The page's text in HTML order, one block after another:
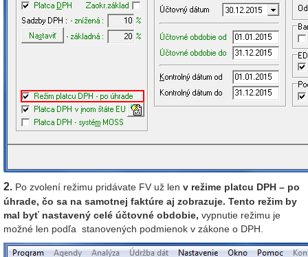
2. Po zvolení režimu pridávate FV už len v režime platcu DPH – po
úhrade, čo sa na samotnej faktúre aj zobrazuje. Tento režim by
mal byť nastavený celé účtovné obdobie, vypnutie režimu je
možné len podľa stanovených podmienok v zákone o DPH.